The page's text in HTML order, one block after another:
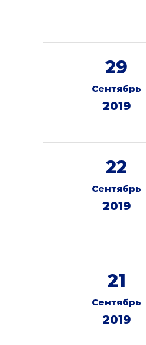
29
Сентябрь
2019
22
Сентябрь
2019
21
Сентябрь
2019